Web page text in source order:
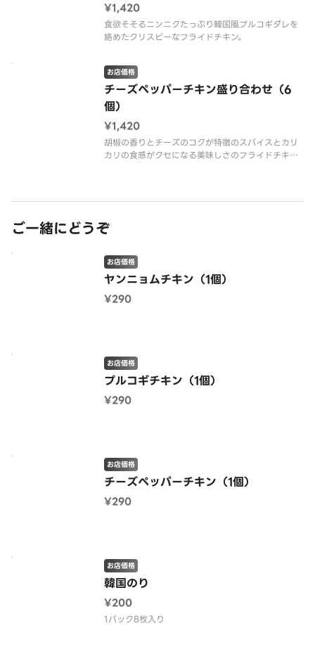
¥1,420
食欲そそるニンニクたっぷり韓国風プルコギダレを
絡めたクリスピーなフライドチキン。
チーズペッパーチキン盛り合わせ（6
個）
お店価格
¥1,420
胡椒の香りとチーズのコクが特徴のスパイスとカリ
カリの食感がクセになる美味しさのフライドチキ
ご一緒にどうぞ
ヤンニョムチキン（1個）
お店価格
¥290
プルコギチキン（1個）
お店価格
¥290
チーズペッパーチキン（1個）
お店価格
¥290
韓国のり
お店価格
¥200
1パック8枚入り